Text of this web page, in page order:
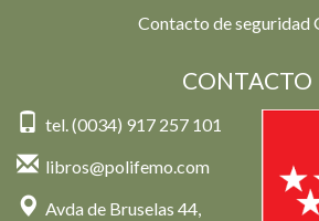
Contacto de seguridad
CONTACTO
tel. (0034) 917 257 101
libros@polifemo.com
Avda de Bruselas 44,